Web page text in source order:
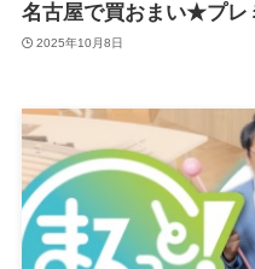
名古屋で買おまい★プレ
2025年10月8日